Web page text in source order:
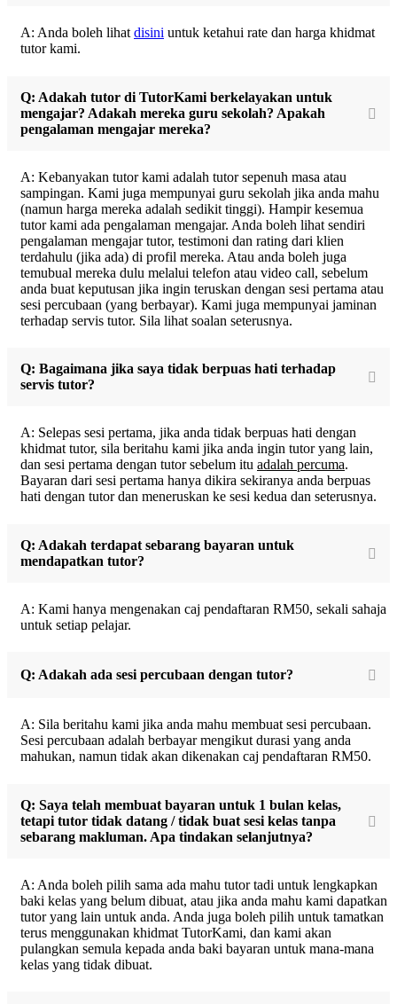
A: Anda boleh lihat disini untuk ketahui rate dan harga khidmat
tutor kami.
Q: Adakah tutor di TutorKami berkelayakan untuk
mengajar? Adakah mereka guru sekolah? Apakah
pengalaman mengajar mereka?
A: Kebanyakan tutor kami adalah tutor sepenuh masa atau
sampingan. Kami juga mempunyai guru sekolah jika anda mahu
(namun harga mereka adalah sedikit tinggi). Hampir kesemua
tutor kami ada pengalaman mengajar. Anda boleh lihat sendiri
pengalaman mengajar tutor, testimoni dan rating dari klien
terdahulu (jika ada) di profil mereka. Atau anda boleh juga
temubual mereka dulu melalui telefon atau video call, sebelum
anda buat keputusan jika ingin teruskan dengan sesi pertama atau
sesi percubaan (yang berbayar). Kami juga mempunyai jaminan
terhadap servis tutor. Sila lihat soalan seterusnya.
Q: Bagaimana jika saya tidak berpuas hati terhadap
servis tutor?
A: Selepas sesi pertama, jika anda tidak berpuas hati dengan
khidmat tutor, sila beritahu kami jika anda ingin tutor yang lain,
dan sesi pertama dengan tutor sebelum itu adalah percuma.
Bayaran dari sesi pertama hanya dikira sekiranya anda berpuas
hati dengan tutor dan meneruskan ke sesi kedua dan seterusnya.
Q: Adakah terdapat sebarang bayaran untuk
mendapatkan tutor?
A: Kami hanya mengenakan caj pendaftaran RM50, sekali sahaja
untuk setiap pelajar.
Q: Adakah ada sesi percubaan dengan tutor?
A: Sila beritahu kami jika anda mahu membuat sesi percubaan.
Sesi percubaan adalah berbayar mengikut durasi yang anda
mahukan, namun tidak akan dikenakan caj pendaftaran RM50.
Q: Saya telah membuat bayaran untuk 1 bulan kelas,
tetapi tutor tidak datang / tidak buat sesi kelas tanpa
sebarang makluman. Apa tindakan selanjutnya?
A: Anda boleh pilih sama ada mahu tutor tadi untuk lengkapkan
baki kelas yang belum dibuat, atau jika anda mahu kami dapatkan
tutor yang lain untuk anda. Anda juga boleh pilih untuk tamatkan
terus menggunakan khidmat TutorKami, dan kami akan
pulangkan semula kepada anda baki bayaran untuk mana-mana
kelas yang tidak dibuat.